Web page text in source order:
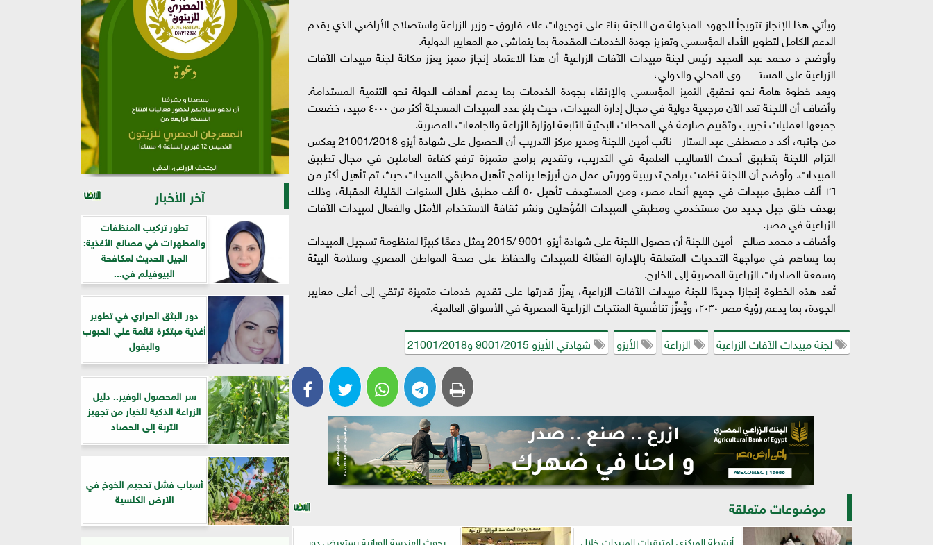
ويأتي هذا الإنجاز تتويجاً للجهود المبذولة من اللجنة بناءً على توجيهات علاء فاروق - وزير الزراعة واستصلاح الأراضي الذي يقدم
الدعم الكامل لتطوير الأداء المؤسسي وتعزيز جودة الخدمات المقدمة بما يتماشى مع المعايير الدولية.
وأوضح د محمد عبد المجيد رئيس لجنة مبيدات الآفات الزراعية أن هذا الاعتماد إنجاز مميز يعزز مكانة لجنة مبيدات الآفات
الزراعية على المستـــــــــــــوى المحلي والدولي،
ويعد خطوة هامة نحو تحقيق التميز المؤسسي والإرتقاء بجودة الخدمات بما يدعم أهداف الدولة نحو التنمية المستدامة.
وأضاف أن اللجنة تعد الآن مرجعية دولية في مجال إدارة المبيدات، حيث بلغ عدد المبيدات المسجلة أكثر من ٤٠٠٠ مبيد، خضعت
جميعها لعمليات تجريب وتقييم صارمة في المحطات البحثية التابعة لوزارة الزراعة والجامعات المصرية.
من جانبه، أكد د مصطفى عبد الستار - نائب أمين اللجنة ومدير مركز التدريب أن الحصول على شهادة أيزو 21001/2018 يعكس
التزام اللجنة بتطبيق أحدث الأساليب العلمية في التدريب، وتقديم برامج متميزة ترفع كفاءة العاملين في مجال تطبيق
المبيدات. وأوضح أن اللجنة نظمت برامج تدريبية وورش عمل من أبرزها برنامج تأهيل مطبقي المبيدات حيث تم تأهيل أكثر من
٢٦ ألف مطبق مبيدات في جميع أنحاء مصر، ومن المستهدف تأهيل ٥٠ ألف مطبق خلال السنوات القليلة المقبلة، وذلك
بهدف خلق جيل جديد من مستخدمي ومطبقي المبيدات المُؤَهلين ونشر ثقافة الاستخدام الأمثل والفعال لمبيدات الآفات
الزراعية في مصر.
وأضاف د محمد صالح - أمين اللجنة أن حصول اللجنة على شهادة أيزو 9001 /2015 يمثل دعمًا كبيرًا لمنظومة تسجيل المبيدات
بما يساهم في مواجهة التحديات المتعلقة بالإدارة الفعَّالة للمبيدات والحفاظ على صحة المواطن المصري وسلامة البيئة
وسمعة الصادرات الزراعية المصرية إلى الخارج.
تُعد هذه الخطوة إنجازا جديدًا للجنة مبيدات الآفات الزراعية، يعزِّز قدرتها على تقديم خدمات متميزة ترتقي إلى أعلى معايير
الجودة، بما يدعم رؤية مصر ۲۰۳۰، ويُّعَزِّز تنافُسية المنتجات الزراعية المصرية في الأسواق العالمية.
لجنة مبيدات الآفات الزراعية
الزراعة الأيزو شهادتي الأيزو 9001/2015 و21001/2018
موضوعات متعلقة
أنشطة المركزي لمتبقيات المبيدات خلال
بحوث الهندسة الوراثية يستعرض دور
آخر الأخبار
تطور تركيب المنظفات
والمطهرات في مصانع الأغذية:
الجيل الحديث لمكافحة
البيوفيلم في...
دور البثق الحراري في تطوير
أغذية مبتكرة قائمة علي الحبوب
والبقول
سر المحصول الوفير.. دليل
الزراعة الذكية للخيار من تجهيز
التربة إلى الحصاد
أسباب فشل تحجيم الخوخ في
الأرض الكلسية